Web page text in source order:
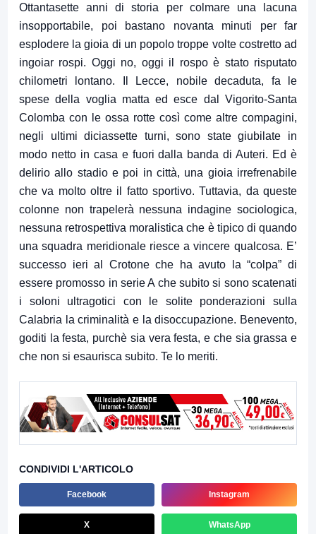
Ottantasette anni di storia per colmare una lacuna
insopportabile, poi bastano novanta minuti per far
esplodere la gioia di un popolo troppe volte costretto ad
ingoiar rospi. Oggi no, oggi il rospo è stato risputato
chilometri lontano. Il Lecce, nobile decaduta, fa le
spese della voglia matta ed esce dal Vigorito-Santa
Colomba con le ossa rotte così come altre compagini,
negli ultimi diciassette turni, sono state giubilate in
modo netto in casa e fuori dalla banda di Auteri. Ed è
delirio allo stadio e poi in città, una gioia irrefrenabile
che va molto oltre il fatto sportivo. Tuttavia, da queste
colonne non trapelerà nessuna indagine sociologica,
nessuna retrospettiva moralistica che è tipico di quando
una squadra meridionale riesce a vincere qualcosa. E’
successo ieri al Crotone che ha avuto la “colpa” di
essere promosso in serie A che subito si sono scatenati
i soloni ultragotici con le solite ponderazioni sulla
Calabria la criminalità e la disoccupazione. Benevento,
goditi la festa, purchè sia vera festa, e che sia grassa e
che non si esaurisca subito. Te lo meriti.
CONDIVIDI L'ARTICOLO
Facebook Instagram
X WhatsApp